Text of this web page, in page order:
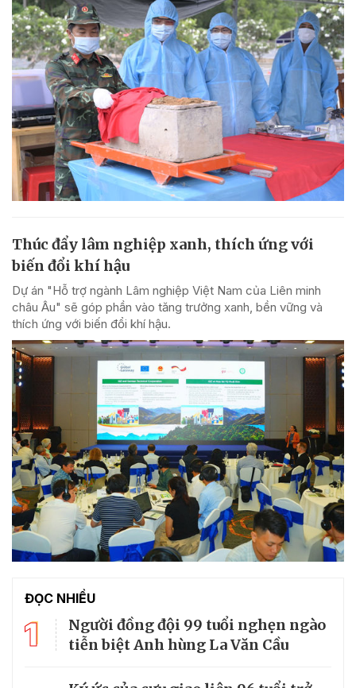
Thúc đẩy lâm nghiệp xanh, thích ứng với
biến đổi khí hậu
Dự án "Hỗ trợ ngành Lâm nghiệp Việt Nam của Liên minh
châu Âu" sẽ góp phần vào tăng trưởng xanh, bền vững và
thích ứng với biến đổi khí hậu.
ĐỌC NHIỀU
1
Người đồng đội 99 tuổi nghẹn ngào
tiễn biệt Anh hùng La Văn Cầu